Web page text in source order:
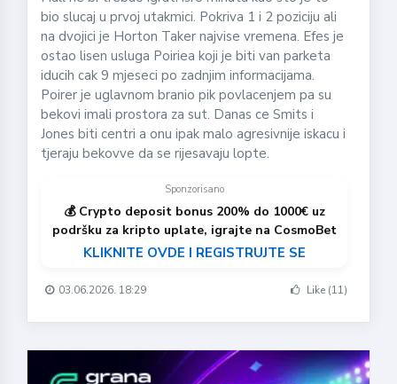
bio slucaj u prvoj utakmici. Pokriva 1 i 2 poziciju ali
na dvojici je Horton Taker najvise vremena. Efes je
ostao lisen usluga Poiriea koji je biti van parketa
iducih cak 9 mjeseci po zadnjim informacijama.
Poirer je uglavnom branio pik povlacenjem pa su
bekovi imali prostora za sut. Danas ce Smits i
Jones biti centri a onu ipak malo agresivnije iskacu i
tjeraju bekovve da se rijesavaju lopte.
Sponzorisano
💰 Crypto deposit bonus 200% do 1000€ uz
podršku za kripto uplate, igrajte na CosmoBet
KLIKNITE OVDE I REGISTRUJTE SE
03.06.2026. 18:29 Like (11)